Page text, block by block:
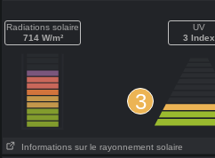
Radiations solaire
714 W/m²
UV
3 Index
3
Informations sur le rayonnement solaire